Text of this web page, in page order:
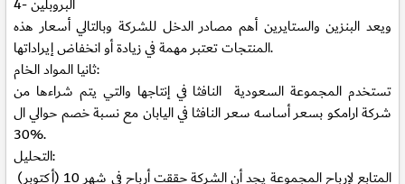
ويعد البنزين والستايرين أهم مصادر الدخل للشركة وبالتالي أسعار هذه
المنتجات تعتبر مهمة في زيادة أو انخفاض إيراداتها.
ثانيا المواد الخام:
تستخدم المجموعة السعودية النافثا في إنتاجها والتي يتم شراءها من
شركة ارامكو بسعر أساسه سعر النافثا في اليابان مع نسبة خصم حوالي ال
30%.
التحليل:
المتابع لإرباح المجموعة يجد أن الشركة حققت أرباح في شهر 10 (أكتوبر)